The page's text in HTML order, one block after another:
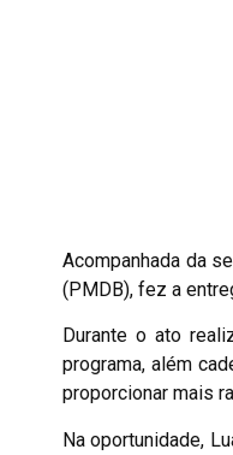
Acompanhada da
(PMDB), fez a
Durante o ato
programa, além
proporcionar mais
Na oportunidade,